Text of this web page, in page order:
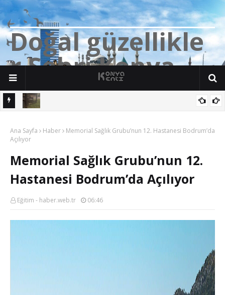
Doğalgüzellikle
rŞehriKonya
Ana Sayfa Haber
Memorial Sağlık Grubu’nun 12. Hastanesi Bodrum’da
Açılıyor
Memorial Sağlık Grubu’nun 12.
Hastanesi Bodrum’da Açılıyor
Eğitim - haber.web.tr 06:46